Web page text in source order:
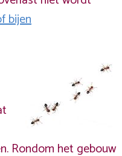
bijen
Rondom het gebouw